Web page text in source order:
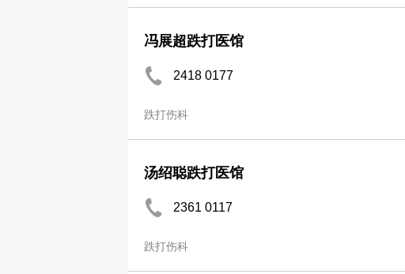
冯展超跌打医馆
2418 0177
跌打伤科
汤绍聪跌打医馆
2361 0117
跌打伤科